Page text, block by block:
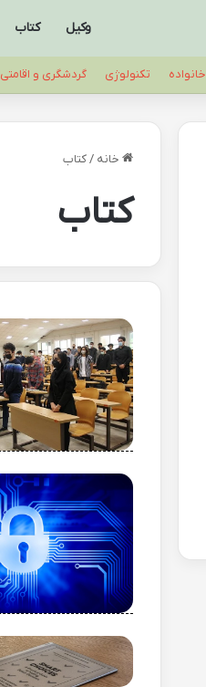
وکیل کتاب
خانواده تکنولوژی گردشگری و اقامتی
خانه /کتاب
کتاب